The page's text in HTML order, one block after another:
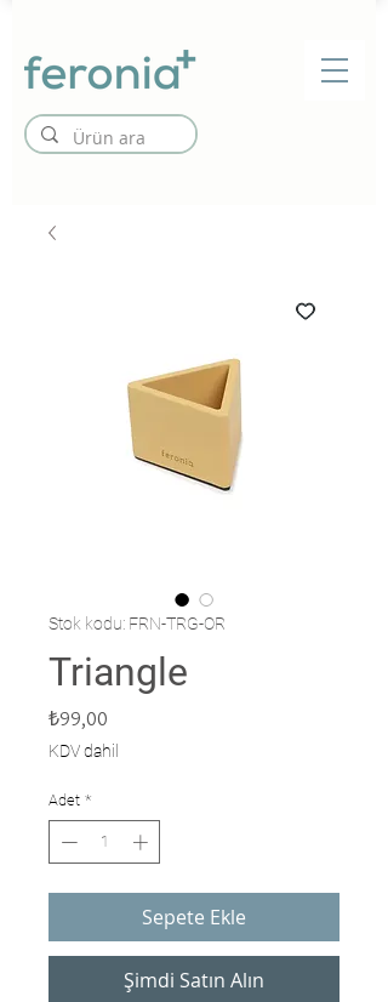
Stok kodu: FRN-TRG-OR
Triangle
₺99,00
KDV dahil
Adet *
Sepete Ekle
Şimdi Satın Alın